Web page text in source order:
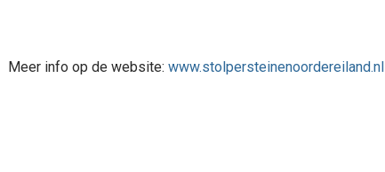
Meer info op de website: www.stolpersteinenoordereiland.nl